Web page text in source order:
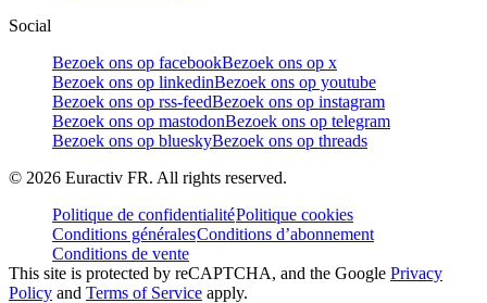
Social
Bezoek ons op facebookBezoek ons op x
Bezoek ons op linkedinBezoek ons op youtube
Bezoek ons op rss-feedBezoek ons op instagram
Bezoek ons op mastodonBezoek ons op telegram
Bezoek ons op blueskyBezoek ons op threads
© 2026 Euractiv FR. All rights reserved.
Politique de confidentialitéPolitique cookies
Conditions généralesConditions d’abonnement
Conditions de vente
This site is protected by reCAPTCHA, and the Google Privacy
Policy and Terms of Service apply.